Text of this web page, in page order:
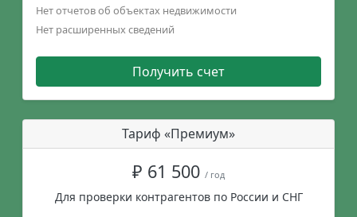
Нет отчетов об объектах недвижимости
Нет расширенных сведений
Получить счет
Тариф «Премиум»
₽ 61 500 / год
Для проверки контрагентов по России и СНГ